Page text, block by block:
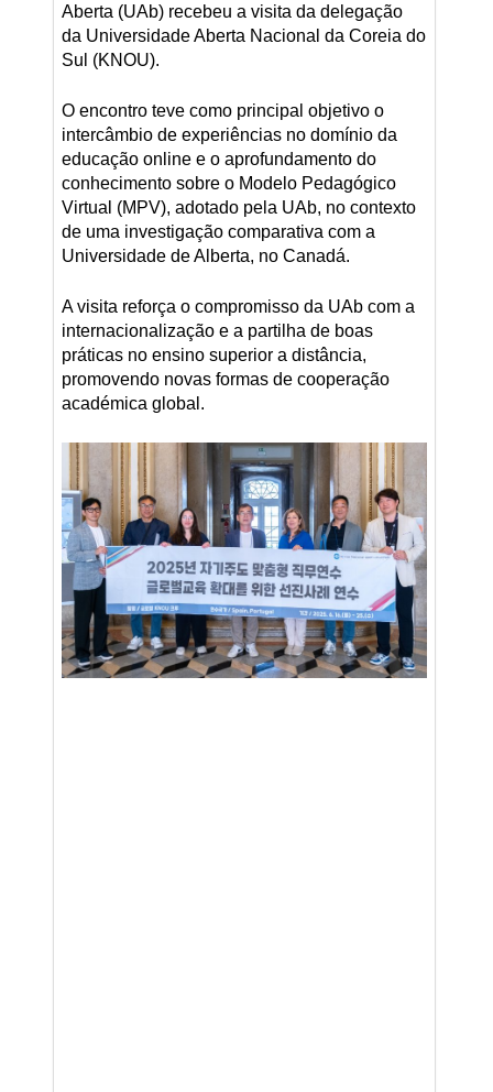
Aberta (UAb) recebeu a visita da delegação
da Universidade Aberta Nacional da Coreia do
Sul (KNOU).
O encontro teve como principal objetivo o
intercâmbio de experiências no domínio da
educação online e o aprofundamento do
conhecimento sobre o Modelo Pedagógico
Virtual (MPV), adotado pela UAb, no contexto
de uma investigação comparativa com a
Universidade de Alberta, no Canadá.
A visita reforça o compromisso da UAb com a
internacionalização e a partilha de boas
práticas no ensino superior a distância,
promovendo novas formas de cooperação
académica global.